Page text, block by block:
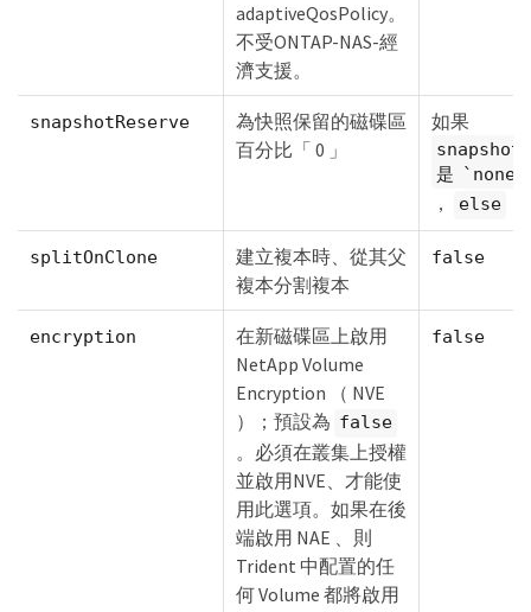
adaptiveQosPolicy。
不受ONTAP-NAS-經
濟支援。
snapshotReserve
為快照保留的磁碟區
百分比「 0 」
如果
是 `none
， else
splitOnClone
建立複本時、從其父
複本分割複本
false
encryption
在新磁碟區上啟用
NetApp Volume
Encryption （ NVE
）；預設為 false
。必須在叢集上授權
並啟用NVE、才能使
用此選項。如果在後
端啟用 NAE 、則
Trident 中配置的任
何 Volume 都將啟用
false